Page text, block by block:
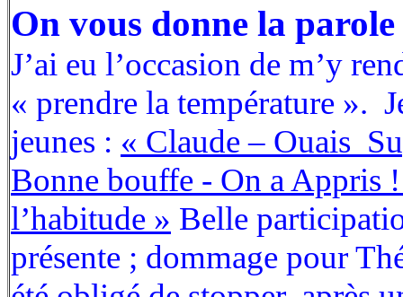
On vous donne la parole
J’ai eu l’occasion de m’y
« prendre la température ».
jeunes : « Claude – Ouais
Bonne bouffe - On a Appris
l’habitude » Belle
présente ; dommage pour